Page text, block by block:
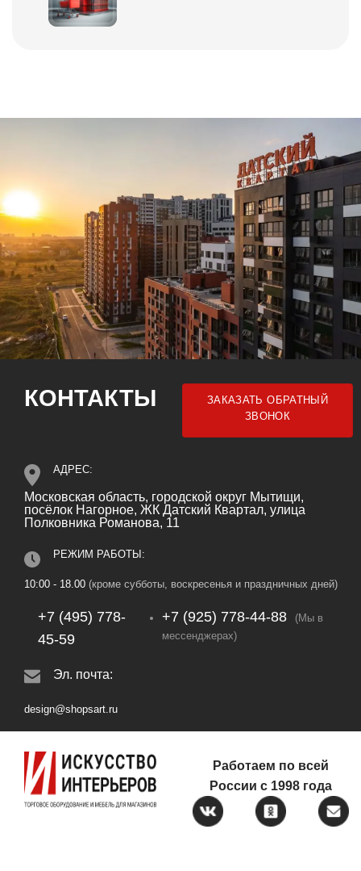
КОНТАКТЫ
ЗАКАЗАТЬ ОБРАТНЫЙ
ЗВОНОК
АДРЕС:
Московская область, городской округ Мытищи,
посёлок Нагорное, ЖК Датский Квартал, улица
Полковника Романова, 11
РЕЖИМ РАБОТЫ:
10:00 - 18.00 (кроме субботы, воскресенья и праздничных дней)
+7 (495) 778-
45-59
+7 (925) 778‑44‑88
(Мы в
мессенджерах)
Эл. почта:
design@shopsart.ru
Работаем по всей
России с 1998 года